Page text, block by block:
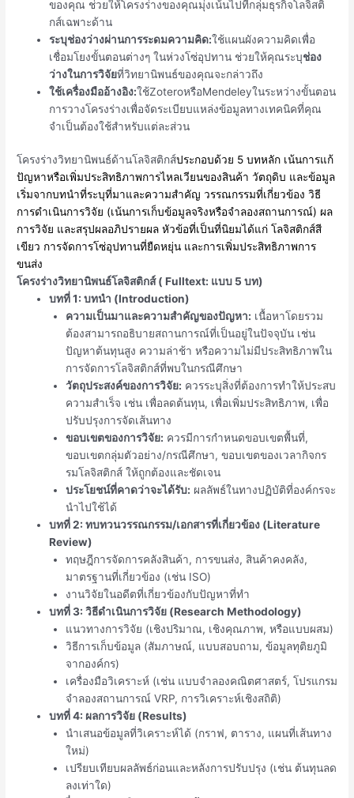
ของคุณ ช่วยให้โครงร่างของคุณมุ่งเน้นไปที่กลุ่มธุรกิจโลจิสติ
กส์เฉพาะด้าน
ระบุช่องว่างผ่านการระดมความคิด:ใช้แผนผังความคิดเพื่อ
เชื่อมโยงขั้นตอนต่างๆ ในห่วงโซ่อุปทาน ช่วยให้คุณระบุช่อง
ว่างในการวิจัยที่วิทยานิพนธ์ของคุณจะกล่าวถึง
ใช้เครื่องมืออ้างอิง:ใช้ZoteroหรือMendeleyในระหว่างขั้นตอน
การวางโครงร่างเพื่อจัดระเบียบแหล่งข้อมูลทางเทคนิคที่คุณ
จำเป็นต้องใช้สำหรับแต่ละส่วน
โครงร่างวิทยานิพนธ์ด้านโลจิสติกส์ประกอบด้วย 5 บทหลัก เน้นการแก้
ปัญหาหรือเพิ่มประสิทธิภาพการไหลเวียนของสินค้า วัตถุดิบ และข้อมูล
เริ่มจากบทนำที่ระบุที่มาและความสำคัญ วรรณกรรมที่เกี่ยวข้อง วิธี
การดำเนินการวิจัย (เน้นการเก็บข้อมูลจริงหรือจำลองสถานการณ์) ผล
การวิจัย และสรุปผลอภิปรายผล หัวข้อที่เป็นที่นิยมได้แก่ โลจิสติกส์สี
เขียว การจัดการโซ่อุปทานที่ยืดหยุ่น และการเพิ่มประสิทธิภาพการ
ขนส่ง
โครงร่างวิทยานิพนธ์โลจิสติกส์ ( Fulltext: แบบ 5 บท)
บทที่ 1: บทนำ (Introduction)
ความเป็นมาและความสำคัญของปัญหา: เนื้อหาโดยรวม
ต้องสามารถอธิบายสถานการณ์ที่เป็นอยู่ในปัจจุบัน เช่น
ปัญหาต้นทุนสูง ความล่าช้า หรือความไม่มีประสิทธิภาพใน
การจัดการโลจิสติกส์ที่พบในกรณีศึกษา
วัตถุประสงค์ของการวิจัย: ควรระบุสิ่งที่ต้องการทำให้ประสบ
ความสำเร็จ เช่น เพื่อลดต้นทุน, เพื่อเพิ่มประสิทธิภาพ, เพื่อ
ปรับปรุงการจัดเส้นทาง
ขอบเขตของการวิจัย: ควรมีการกำหนดขอบเขตพื้นที่,
ขอบเขตกลุ่มตัวอย่าง/กรณีศึกษา, ขอบเขตของเวลากิจกร
รมโลจิสติกส์ ให้ถูกต้องและชัดเจน
ประโยชน์ที่คาดว่าจะได้รับ: ผลลัพธ์ในทางปฏิบัติที่องค์กรจะ
นำไปใช้ได้
บทที่ 2: ทบทวนวรรณกรรม/เอกสารที่เกี่ยวข้อง (Literature
Review)
ทฤษฎีการจัดการคลังสินค้า, การขนส่ง, สินค้าคงคลัง,
มาตรฐานที่เกี่ยวข้อง (เช่น ISO)
งานวิจัยในอดีตที่เกี่ยวข้องกับปัญหาที่ทำ
บทที่ 3: วิธีดำเนินการวิจัย (Research Methodology)
แนวทางการวิจัย (เชิงปริมาณ, เชิงคุณภาพ, หรือแบบผสม)
วิธีการเก็บข้อมูล (สัมภาษณ์, แบบสอบถาม, ข้อมูลทุติยภูมิ
จากองค์กร)
เครื่องมือวิเคราะห์ (เช่น แบบจำลองคณิตศาสตร์, โปรแกรม
จำลองสถานการณ์ VRP, การวิเคราะห์เชิงสถิติ)
บทที่ 4: ผลการวิจัย (Results)
นำเสนอข้อมูลที่วิเคราะห์ได้ (กราฟ, ตาราง, แผนที่เส้นทาง
ใหม่)
เปรียบเทียบผลลัพธ์ก่อนและหลังการปรับปรุง (เช่น ต้นทุนลด
ลงเท่าใด)